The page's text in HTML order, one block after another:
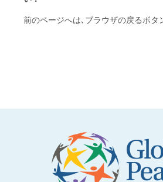
前のページへは､ブラウザの戻るボタ